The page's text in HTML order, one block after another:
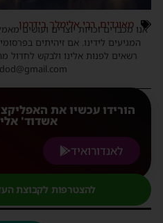
מאוגדים,רבי אלימלך בידרמן
אנו מכבדים זכויות יוצרים ועושים
המגיעים לידינו. אם זיהיתים
רשאים לפנות אלינו ולבקש לחדול
הורידו עכשיו את
אשדוד'
לאנדורואיד
להצטרפות לקבוצת